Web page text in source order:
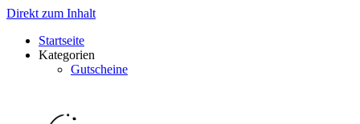
Direkt zum Inhalt
Startseite
Kategorien
Gutscheine